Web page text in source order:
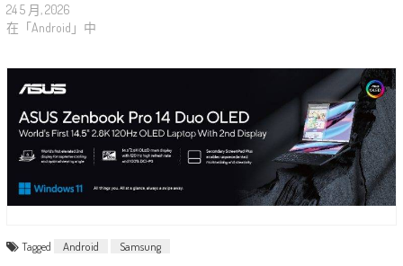
24 5 月, 2026
在「Android」中
Tagged Android Samsung